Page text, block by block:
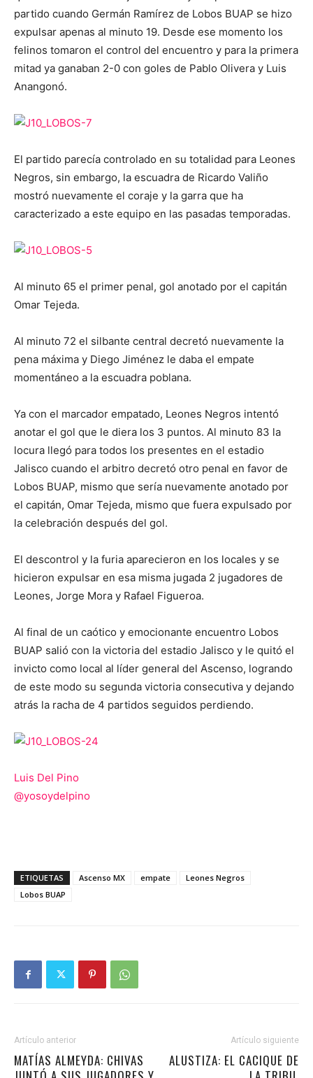
partido cuando Germán Ramírez de Lobos BUAP se hizo
expulsar apenas al minuto 19. Desde ese momento los
felinos tomaron el control del encuentro y para la primera
mitad ya ganaban 2-0 con goles de Pablo Olivera y Luis
Anangonó.
El partido parecía controlado en su totalidad para Leones
Negros, sin embargo, la escuadra de Ricardo Valiño
mostró nuevamente el coraje y la garra que ha
caracterizado a este equipo en las pasadas temporadas.
Al minuto 65 el primer penal, gol anotado por el capitán
Omar Tejeda.
Al minuto 72 el silbante central decretó nuevamente la
pena máxima y Diego Jiménez le daba el empate
momentáneo a la escuadra poblana.
Ya con el marcador empatado, Leones Negros intentó
anotar el gol que le diera los 3 puntos. Al minuto 83 la
locura llegó para todos los presentes en el estadio
Jalisco cuando el arbitro decretó otro penal en favor de
Lobos BUAP, mismo que sería nuevamente anotado por
el capitán, Omar Tejeda, mismo que fuera expulsado por
la celebración después del gol.
El descontrol y la furia aparecieron en los locales y se
hicieron expulsar en esa misma jugada 2 jugadores de
Leones, Jorge Mora y Rafael Figueroa.
Al final de un caótico y emocionante encuentro Lobos
BUAP salió con la victoria del estadio Jalisco y le quitó el
invicto como local al líder general del Ascenso, logrando
de este modo su segunda victoria consecutiva y dejando
atrás la racha de 4 partidos seguidos perdiendo.
Luis Del Pino
@yosoydelpino
ETIQUETAS Ascenso MX empate
Leones Negros
Lobos BUAP
Artículo anterior
MATÍAS ALMEYDA: CHIVAS
Artículo siguiente
ALUSTIZA: EL CACIQUE DE